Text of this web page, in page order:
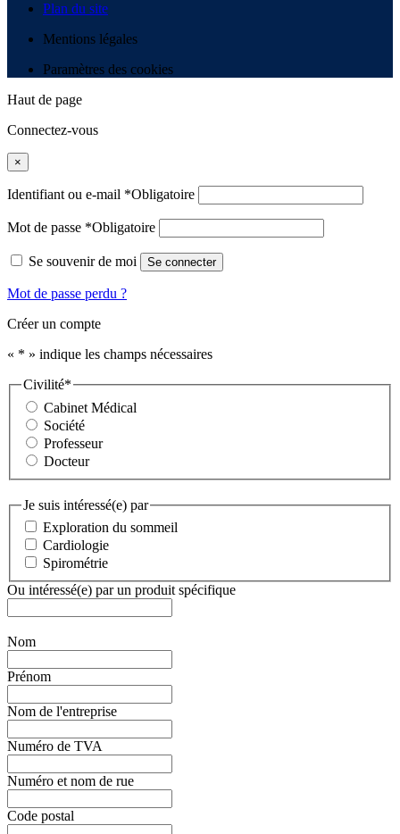
Plan du site
Mentions légales
Paramètres des cookies
Haut de page
Connectez-vous
×
Identifiant ou e-mail *Obligatoire
Mot de passe *Obligatoire
Se souvenir de moi Se connecter
Mot de passe perdu ?
Créer un compte
« * » indique les champs nécessaires
Civilité*
Cabinet Médical
Société
Professeur
Docteur
Je suis intéressé(e) par
Exploration du sommeil
Cardiologie
Spirométrie
Ou intéressé(e) par un produit spécifique
Nom
Prénom
Nom de l'entreprise
Numéro de TVA
Numéro et nom de rue
Code postal